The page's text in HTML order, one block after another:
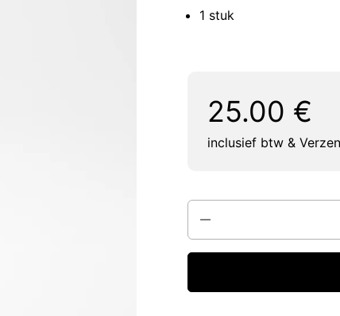
1 stuk
Prijs:
25.00 €
Reguliere prijs:
inclusief btw &